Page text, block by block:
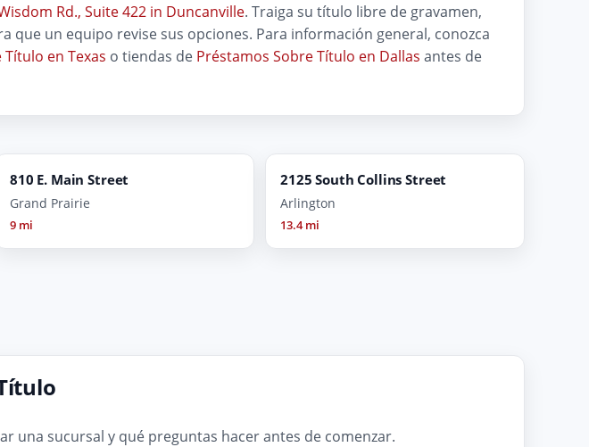
Rd., Suite 422 in Duncanville. Traiga su título libre de gravamen,
un equipo revise sus opciones. Para información general, conozca
en Texas o tiendas de Préstamos Sobre Título en Dallas antes de
810 E. Main Street
Grand Prairie
9 mi
2125 South Collins Street
Arlington
13.4 mi
una sucursal y qué preguntas hacer antes de comenzar.